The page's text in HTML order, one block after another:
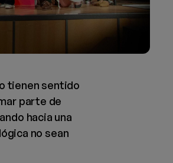
tienen sentido
parte de
hacia una
no sean